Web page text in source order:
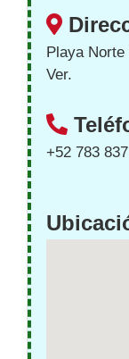
Playa
Ver.
+52 783